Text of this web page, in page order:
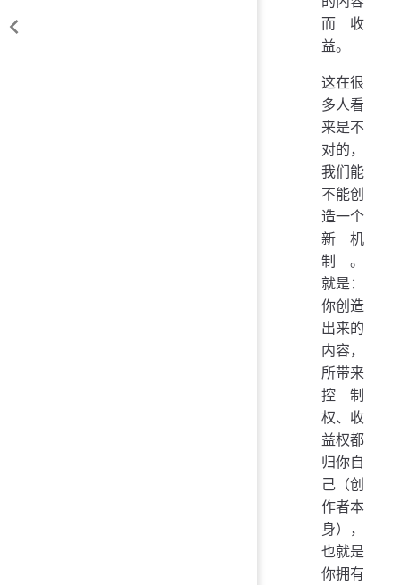
而收
益。
这在很
多人看
来是不
对的，
我们能
不能创
造一个
新机
制。
就是：
你创造
出来的
内容，
所带来
控制
权、收
益权都
归你自
己（创
作者本
身），
也就是
你拥有